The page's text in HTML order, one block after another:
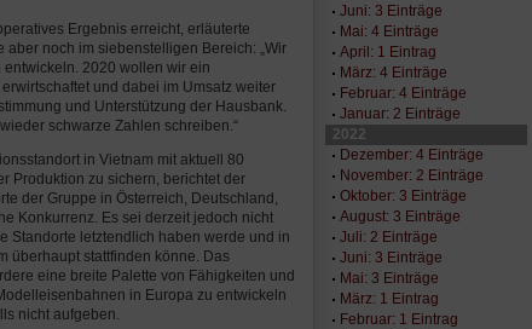
Juni: 3 Einträge
Mai: 4 Einträge
April: 1 Eintrag
März: 4 Einträge
Februar: 4 Einträge
Januar: 2 Einträge
2022
Dezember: 4 Einträge
November: 2 Einträge
Oktober: 3 Einträge
August: 3 Einträge
Juli: 2 Einträge
Juni: 3 Einträge
Mai: 3 Einträge
März: 1 Eintrag
Februar: 1 Eintrag
Ergebnis erreicht, erläuterte
noch im siebenstelligen Bereich: „Wir
2020 wollen wir ein
und dabei im Umsatz weiter
und Unterstützung der Hausbank.
schwarze Zahlen schreiben.“
in Vietnam mit aktuell 80
Produktion zu sichern, berichtet der
der Gruppe in Österreich, Deutschland,
Konkurrenz. Es sei derzeit jedoch nicht
Standorte letztendlich haben werde und in
überhaupt stattfinden könne. Das
eine breite Palette von Fähigkeiten und
in Europa zu entwickeln
nicht aufgeben.